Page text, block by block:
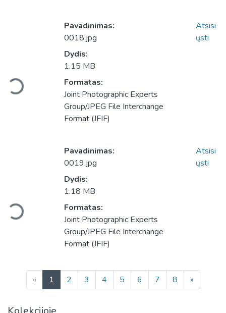
Įkeliama...
Pavadinimas:
0018.jpg
Dydis:
1.15 MB
Formatas:
Joint Photographic Experts
Group/JPEG File Interchange
Format (JFIF)
Atsisi
ųsti
Įkeliama...
Pavadinimas:
0019.jpg
Dydis:
1.18 MB
Formatas:
Joint Photographic Experts
Group/JPEG File Interchange
Format (JFIF)
Atsisi
ųsti
« 1(current)
2 3 4 5 6 7 8 »